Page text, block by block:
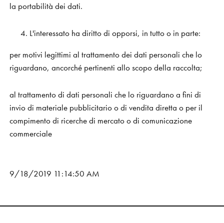
la portabilità dei dati.
L'interessato ha diritto di opporsi, in tutto o in parte:
per motivi legittimi al trattamento dei dati personali che lo
riguardano, ancorché pertinenti allo scopo della raccolta;
al trattamento di dati personali che lo riguardano a fini di
invio di materiale pubblicitario o di vendita diretta o per il
compimento di ricerche di mercato o di comunicazione
commerciale
9/18/2019 11:14:50 AM